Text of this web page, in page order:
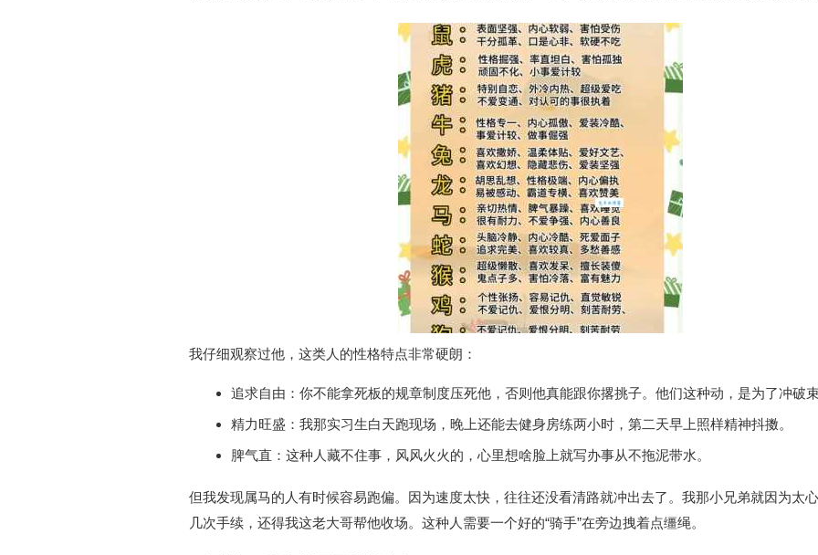
我仔细观察过他，这类人的性格特点非常硬朗：
追求自由：你不能拿死板的规章制度压死他，否则他真能跟你撂挑子。他们这种动，是为了冲破束
精力旺盛：我那实习生白天跑现场，晚上还能去健身房练两小时，第二天早上照样精神抖擞。
脾气直：这种人藏不住事，风风火火的，心里想啥脸上就写办事从不拖泥带水。
但我发现属马的人有时候容易跑偏。因为速度太快，往往还没看清路就冲出去了。我那小兄弟就因为太
几次手续，还得我这老大哥帮他收场。这种人需要一个好的“骑手”在旁边拽着点缰绳。